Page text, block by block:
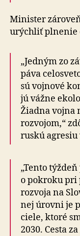
Minister
urýchliť plnenie
„Jedným zo
páva
sú voj­nové
jú vážne
Žiadna vojna
rozvojom,“
ruskú
„Tento
o pokroku
rozvoja na
nej úrovni je
ciele, ktoré
2030. Cesta